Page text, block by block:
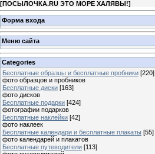
[ПОСЫЛОЧКА.RU ЭТО МОРЕ ХАЛЯВЫ!]
Форма входа
Меню сайта
Categories
Бесплатные образцы и бесплатные пробники [220]
фото образцов и пробников
Бесплатные диски [163]
фото дисков
Бесплатные подарки [424]
фотографии подарков
Бесплатные наклейки [42]
фото наклеек
Бесплатные календари и бесплатные плакаты [55]
фото календарей и плакатов
Бесплатные путеводители [113]